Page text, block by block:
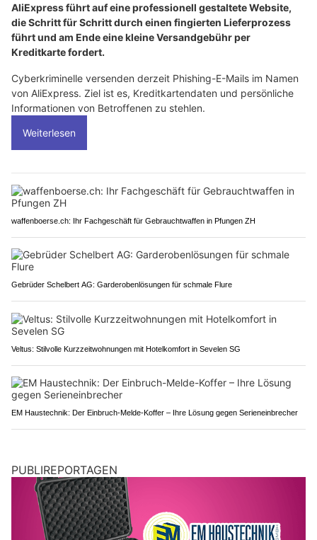
AliExpress führt auf eine professionell gestaltete Website,
die Schritt für Schritt durch einen fingierten Lieferprozess
führt und am Ende eine kleine Versandgebühr per
Kreditkarte fordert.
Cyberkriminelle versenden derzeit Phishing-E-Mails im Namen
von AliExpress. Ziel ist es, Kreditkartendaten und persönliche
Informationen von Betroffenen zu stehlen.
Weiterlesen
waffenboerse.ch: Ihr Fachgeschäft für Gebrauchtwaffen in Pfungen ZH
Gebrüder Schelbert AG: Garderobenlösungen für schmale Flure
Veltus: Stilvolle Kurzzeitwohnungen mit Hotelkomfort in Sevelen SG
EM Haustechnik: Der Einbruch-Melde-Koffer – Ihre Lösung gegen Serieneinbrecher
PUBLIREPORTAGEN